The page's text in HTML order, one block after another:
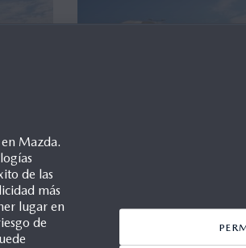
Mazda.
de las
más
lugar en
de